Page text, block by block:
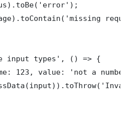
input types', () => {
123, value: 'not a